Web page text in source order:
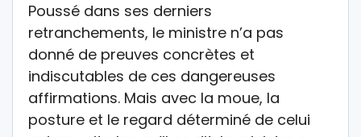
Poussé dans ses derniers
retranchements, le ministre n’a pas
donné de preuves concrètes et
indiscutables de ces dangereuses
affirmations. Mais avec la moue, la
posture et le regard déterminé de celui